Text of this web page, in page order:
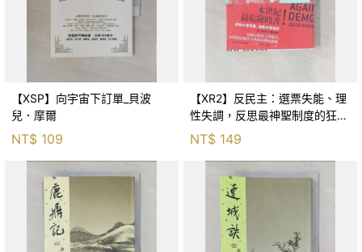
【XSP】向宇宙下訂單_貝波
兒．摩爾
NT$ 109
【XR2】反民主：選票失能、理
性失調，反思最神聖制度的狂亂
NT$ 149